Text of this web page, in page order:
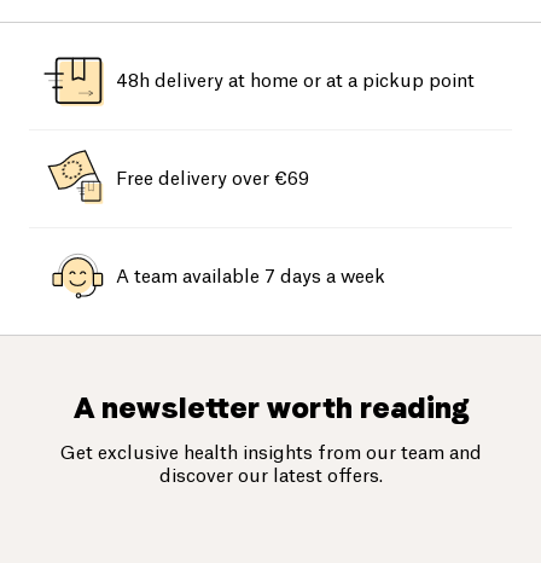
48h delivery at home or at a pickup point
Free delivery over €69
A team available 7 days a week
A newsletter worth reading
Get exclusive health insights from our team and
discover our latest offers.